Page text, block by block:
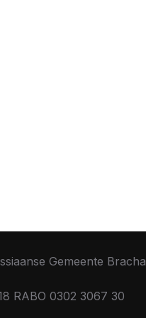
Gemeente Bracha
RABO 0302 3067 30